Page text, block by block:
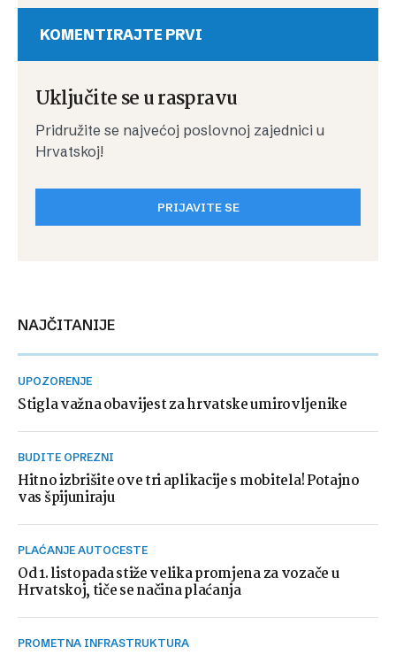
KOMENTIRAJTE PRVI
Uključite se u raspravu
Pridružite se najvećoj poslovnoj zajednici u
Hrvatskoj!
PRIJAVITE SE
NAJČITANIJE
UPOZORENJE
Stigla važna obavijest za hrvatske umirovljenike
BUDITE OPREZNI
Hitno izbrišite ove tri aplikacije s mobitela! Potajno
vas špijuniraju
PLAĆANJE AUTOCESTE
Od 1. listopada stiže velika promjena za vozače u
Hrvatskoj, tiče se načina plaćanja
PROMETNA INFRASTRUKTURA